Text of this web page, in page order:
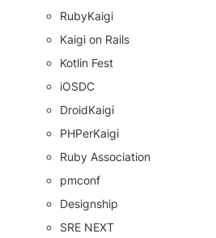
RubyKaigi
Kaigi on Rails
Kotlin Fest
iOSDC
DroidKaigi
PHPerKaigi
Ruby Association
pmconf
Designship
SRE NEXT